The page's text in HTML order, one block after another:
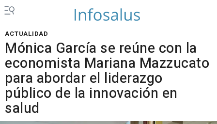
ACTUALIDAD
Mónica García se reúne con la
economista Mariana Mazzucato
para abordar el liderazgo
público de la innovación en
salud